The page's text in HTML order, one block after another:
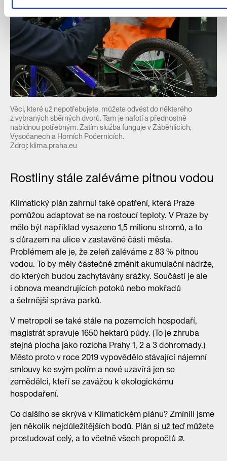
Věci, které už nepotřebujete, můžete odvést do některého
z vybraných sběrných dvorů. Tam je nafotí a přednostně
nabídnou potřebným. Zatím služba funguje v Záběhlicích,
Vysočanech a Horních Počernicích.
Zdroj: klima.praha.eu
Rostliny stále zaléváme pitnou vodou
Klimatický plán zahrnul také opatření, která Praze
pomůžou adaptovat se na rostoucí teploty. V Praze by
mělo být například vysazeno 1,5 milionu stromů, a to
s důrazem na ulice v zastavěné části města.
Problémem ale je, že zeleň zaléváme z 83 % pitnou
vodou. To by měly částečně změnit akumulační nádrže,
do kterých budou zachytávány srážky. Součástí je ale
i obnova meandrujících potoků nebo mokřadů
a šetrnější správa parků.
V metropoli se také stále na pozemcích hospodaří,
magistrát spravuje 1650 hektarů půdy. (To je zhruba
stejná plocha jako rozloha Prahy 1, 2 a 3 dohromady.)
Město proto v roce 2019 vypovědělo stávající nájemní
smlouvy ke svým polím a nové uzavírá jen se
zemědělci, kteří se zavážou k ekologickému
hospodaření.
Co dalšího se skrývá v Klimatickém plánu? Zmínili jsme
jen několik nejdůležitějších bodů. Plán si už teď můžete
prostudovat celý, a to včetně všech propočtů
.